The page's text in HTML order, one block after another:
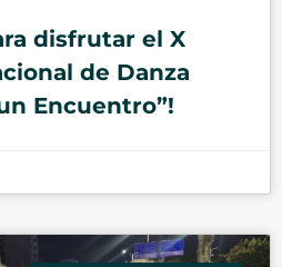
disfrutar el X
de Danza
Encuentro”!